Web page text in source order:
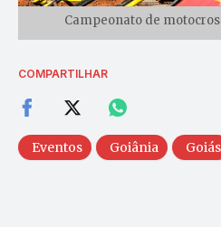
Campeonato de
COMPARTILHAR
Eventos Goiânia Goiás